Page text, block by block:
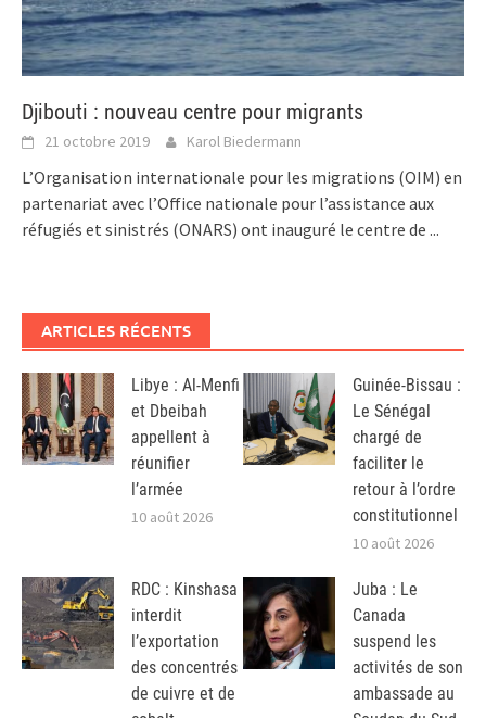
Djibouti : nouveau centre pour migrants
21 octobre 2019 Karol Biedermann
L’Organisation internationale pour les migrations (OIM) en
partenariat avec l’Office nationale pour l’assistance aux
réfugiés et sinistrés (ONARS) ont inauguré le centre de ...
ARTICLES RÉCENTS
Libye : Al-Menfi
et Dbeibah
appellent à
réunifier
l’armée
10 août 2026
Guinée-Bissau :
Le Sénégal
chargé de
faciliter le
retour à l’ordre
constitutionnel
10 août 2026
RDC : Kinshasa
interdit
l’exportation
des concentrés
de cuivre et de
Juba : Le
Canada
suspend les
activités de son
ambassade au